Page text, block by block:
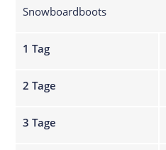
1 Tag
2 Tage
3 Tage
Snowboardboots